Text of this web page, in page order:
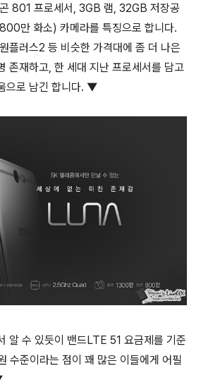
801 프로세서, 3GB 램, 32GB 저장공
만 화소) 카메라를 특징으로 합니다.
플러스2 등 비슷한 가격대에 좀 더 나은
존재하고, 한 세대 지난 프로세서를 담고
으로 남긴 합니다. ▼
알 수 있듯이 밴드LTE 51 요금제를 기준
수준이라는 점이 꽤 많은 이들에게 어필